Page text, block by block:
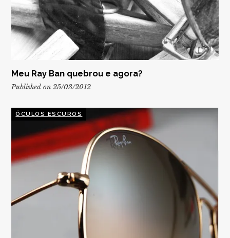
Meu Ray Ban quebrou e agora?
Published on 25/03/2012
ÓCULOS ESCUROS